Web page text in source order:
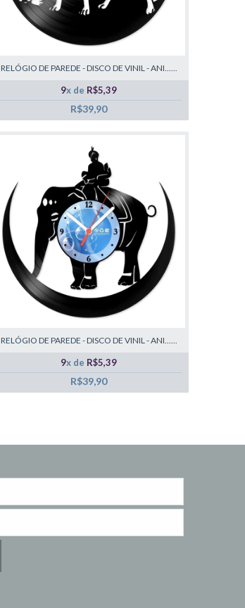
RELÓGIO DE PAREDE - DISCO DE VINIL - ANI......
9x de R$5,39
R$39,90
RELÓGIO DE PAREDE - DISCO DE VINIL - ANI......
9x de R$5,39
R$39,90